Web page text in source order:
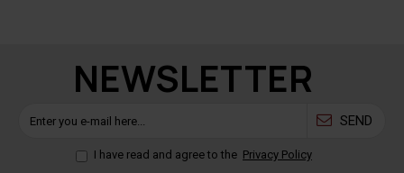
NEWSLETTER
SEND
I have read and agree to the Privacy Policy